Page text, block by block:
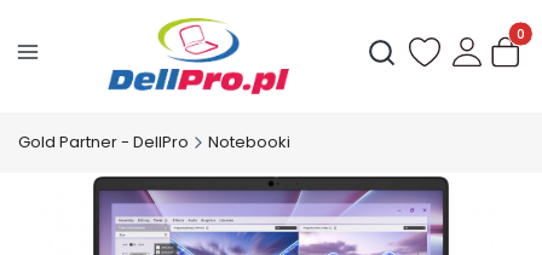
Otwórz
Gold Partner - DellPro Notebooki